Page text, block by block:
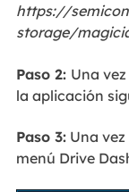
https://
storage/
Paso 2: Una
la aplicación
Paso 3:Una vez
menú Drive